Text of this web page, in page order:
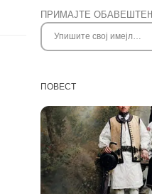
ПРИМАЈТЕ
Упишите свој имејл…
ПОВЕСТ